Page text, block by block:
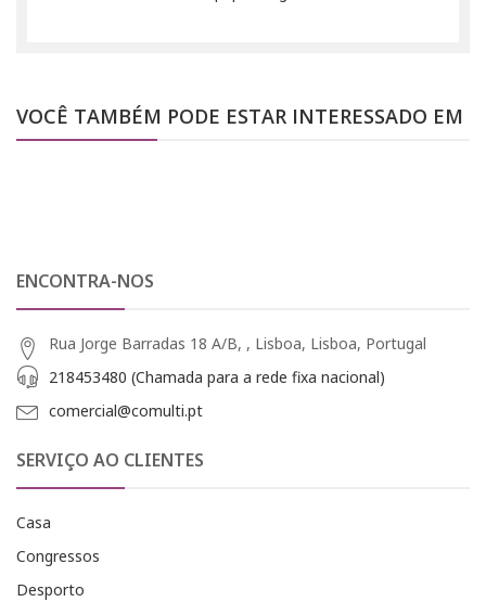
VOCÊ TAMBÉM PODE ESTAR INTERESSADO EM
ENCONTRA-NOS
Rua Jorge Barradas 18 A/B, , Lisboa, Lisboa, Portugal
218453480 (Chamada para a rede fixa nacional)
comercial@comulti.pt
SERVIÇO AO CLIENTES
Casa
Congressos
Desporto